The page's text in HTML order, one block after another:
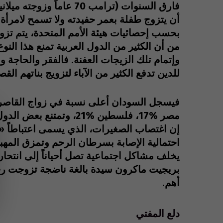
فارق السنوات (ترامب 70 عاماً وزوجته ميلانيا 47 عاماً)؟
أن يتزوج طفلة بعمر حفيدته ولا تسمح
من أن الكثير من الدول العربية تمنع هذا
وإتمام تلك الزيجات العفنة. فالفقر والحاجة
للدين تدفع الكثير من الآباء لتزويج بناتهم
مصر %17، فلسطين %21، وتمتنع بعض الدول العربية عن إحصاء هذه الزيجات فما لنا إلا التخمين.
إن اغتصاب الصغيرات، الذي يسمى اعتباطاً
احتمالية الإصابة بسرطان الرحم وتمزق
يخلف مشاكل اجتماعية تصل أحياناً إلى
بريجيت ماكرون سيدة بالغة ناضجة تزوجت
أهم.
دلع المفتي